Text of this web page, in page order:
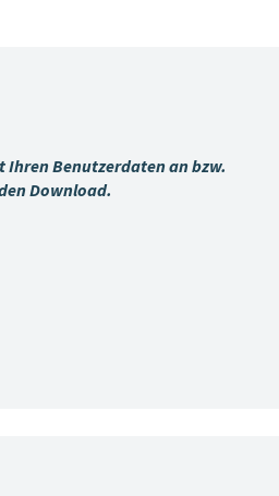
Ihren Benutzerdaten an bzw.
Download.